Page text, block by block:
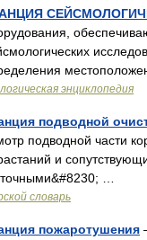
энциклопедия
подводной
подводной части
и
…
словарь
пожаротушения